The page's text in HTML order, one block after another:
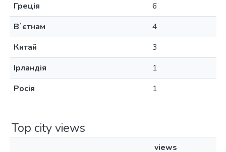
Греція
6
Вʼєтнам
4
Китай
3
Ірландія
1
Росія
1
Top city views
views